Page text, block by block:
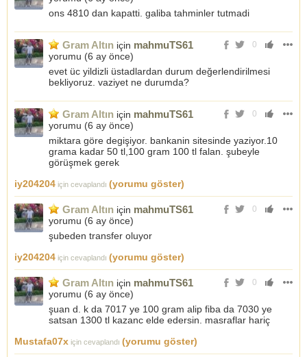
ons 4810 dan kapatti. galiba tahminler tutmadi
0
Gram Altın için mahmuTS61
yorumu (6 ay önce)
evet üc yildizli üstadlardan durum değerlendirilmesi
bekliyoruz. vaziyet ne durumda?
0
Gram Altın için mahmuTS61
yorumu (6 ay önce)
miktara göre degişiyor. bankanin sitesinde yaziyor.10
grama kadar 50 tl,100 gram 100 tl falan. şubeyle
görüşmek gerek
iy204204 için cevaplandı (yorumu göster)
0
Gram Altın için mahmuTS61
yorumu (6 ay önce)
şubeden transfer oluyor
iy204204 için cevaplandı (yorumu göster)
0
Gram Altın için mahmuTS61
yorumu (6 ay önce)
şuan d. k da 7017 ye 100 gram alip fiba da 7030 ye
satsan 1300 tl kazanc elde edersin. masraflar hariç
Mustafa07x için cevaplandı (yorumu göster)